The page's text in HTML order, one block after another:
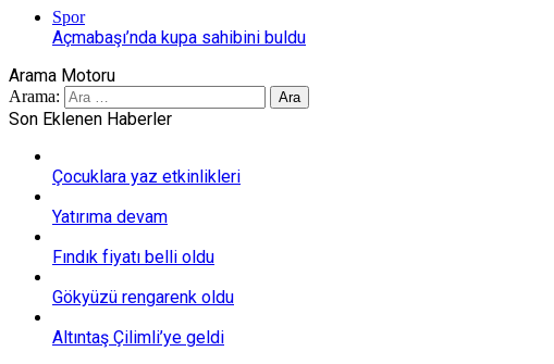
Spor
Açmabaşı’nda kupa sahibini buldu
Arama Motoru
Arama:
Son Eklenen Haberler
Çocuklara yaz etkinlikleri
Yatırıma devam
Fındık fiyatı belli oldu
Gökyüzü rengarenk oldu
Altıntaş Çilimli’ye geldi